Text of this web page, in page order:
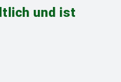
und ist